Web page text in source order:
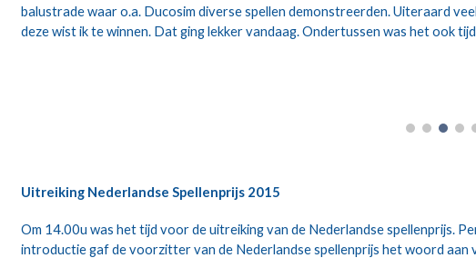
balustrade waar o.a. Ducosim diverse spellen demonstreerden. Uiteraard
deze wist ik te winnen. Dat ging lekker vandaag. Ondertussen was het ook
Uitreiking Nederlandse Spellenprijs 2015
Om 14.00u was het tijd voor de uitreiking van de Nederlandse spellenprijs.
introductie gaf de voorzitter van de Nederlandse spellenprijs het woord aan